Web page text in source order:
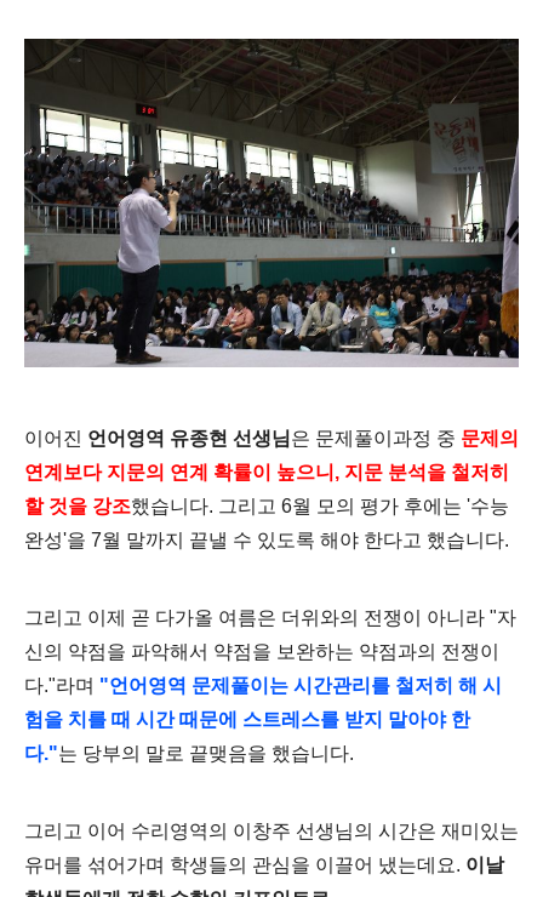
이어진 언어영역 유종현 선생님은 문제풀이과정 중 문제의
연계보다 지문의 연계 확률이 높으니, 지문 분석을 철저히
할 것을 강조했습니다. 그리고 6월 모의 평가 후에는 '수능
완성'을 7월 말까지 끝낼 수 있도록 해야 한다고 했습니다.
그리고 이제 곧 다가올 여름은 더위와의 전쟁이 아니라 "자
신의 약점을 파악해서 약점을 보완하는 약점과의 전쟁이
다."라며 "언어영역 문제풀이는 시간관리를 철저히 해 시
험을 치를 때 시간 때문에 스트레스를 받지 말아야 한
다."는 당부의 말로 끝맺음을 했습니다.
그리고 이어 수리영역의 이창주 선생님의 시간은 재미있는
유머를 섞어가며 학생들의 관심을 이끌어 냈는데요. 이날